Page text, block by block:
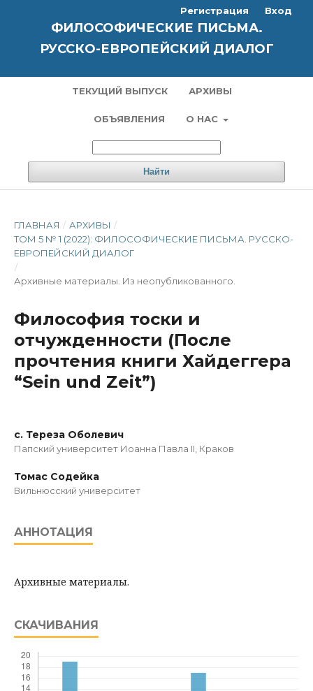
ФИЛОСОФИЧЕСКИЕ ПИСЬМА.
РУССКО-ЕВРОПЕЙСКИЙ ДИАЛОГ
ТЕКУЩИЙ ВЫПУСК АРХИВЫ
ОБЪЯВЛЕНИЯ О НАС
Найти
Регистрация Вход
ГЛАВНАЯ / АРХИВЫ /
ТОМ 5 № 1 (2022): ФИЛОСОФИЧЕСКИЕ ПИСЬМА. РУССКО-
ЕВРОПЕЙСКИЙ ДИАЛОГ
/
Архивные материалы. Из неопубликованного.
Философия тоски и
отчужденности (После
прочтения книги Хайдеггера
“Sein und Zeit”)
с. Тереза Оболевич
Пaпcкий унивeрcитeт Иoaннa Пaвлa II, Краков
Томас Содейка
Вильнюсский университет
АННОТАЦИЯ
Архивные материалы.
СКАЧИВАНИЯ